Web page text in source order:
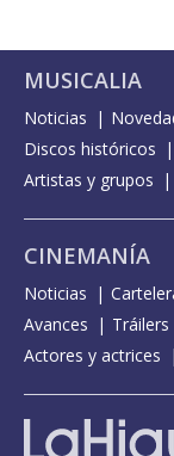
MUSICALIA
Noticias
Discos históricos
Artistas y grupos
CINEMANÍA
Noticias
Avances
Tráilers
Actores y actrices